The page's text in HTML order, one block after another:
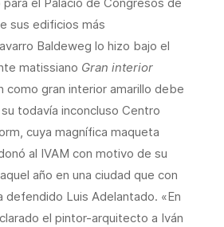
el Palacio de Congresos de
sus edificios más
Baldeweg lo hizo bajo el
matissiano Gran interior
como gran interior amarillo debe
todavía inconcluso Centro
cuya magnífica maqueta
al IVAM con motivo de su
año en una ciudad que con
defendido Luis Adelantado. «En
el pintor-arquitecto a Iván